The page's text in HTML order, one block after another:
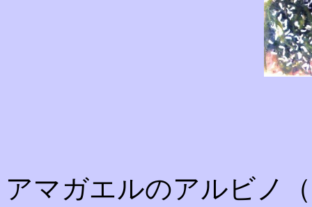
アマガエルのアルビノ